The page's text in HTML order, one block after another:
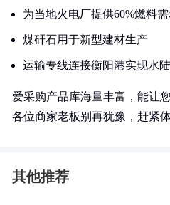
为当地火电厂提供60%燃料
煤矸石用于新型建材生产
运输专线连接衡阳港实现水
爱采购产品库海量丰富，能让
各位商家老板别再犹豫，赶紧
其他推荐